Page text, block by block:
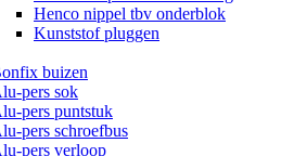
Henco nippel tbv onderblok
Kunststof pluggen
buizen
pers sok
pers puntstuk
pers schroefbus
pers verloop